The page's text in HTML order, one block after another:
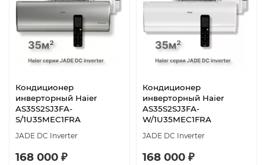
Кондиционер
инверторный Haier
AS35S2SJ3FA-
S/1U35MEC1FRA
JADE DC Inverter
168 000 ₽
Кондиционер
инверторный Haier
AS35S2SJ3FA-
W/1U35MEC1FRA
JADE DC Inverter
168 000 ₽